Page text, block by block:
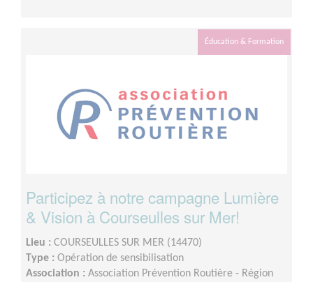
Éducation & Formation
Participez à notre campagne Lumière
& Vision à Courseulles sur Mer!
Lieu : COURSEULLES SUR MER (14470)
Type : Opération de sensibilisation
Association : Association Prévention Routière - Région